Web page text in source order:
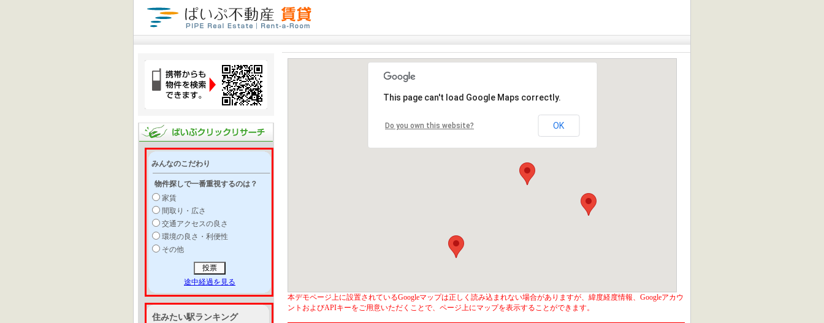
みんなのこだわり
物件探しで一番重視するのは？
家賃
間取り・広さ
交通アクセスの良さ
環境の良さ・利便性
その他
途中経過を見る
住みたい駅ランキング
This page can't load Google Maps correctly.
Do you own this website? OK
本デモページ上に設置されているGoogleマップは正しく読み込まれない場合がありますが、緯度経度情報、Googleアカウ
ントおよびAPIキーをご用意いただくことで、ページ上にマップを表示することができます。